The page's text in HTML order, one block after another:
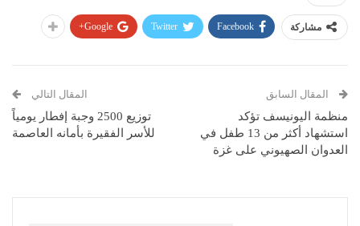
مشاركة Facebook
Twitter
Google+
المقال السابق
منظمة اليونيسف تؤكد
استشهاد أكثر من 13 طفل في
العدوان الصهيوني على غزة
المقال التالي
توزيع 2500 وجبة إفطار يومياً
للأسر الفقيرة بأمانه العاصمة